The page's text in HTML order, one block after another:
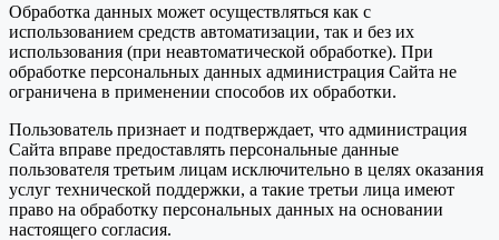
Обработка данных может осуществляться как с
использованием средств автоматизации, так и без их
использования (при неавтоматической обработке). При
обработке персональных данных администрация Сайта не
ограничена в применении способов их обработки.
Пользователь признает и подтверждает, что администрация
Сайта вправе предоставлять персональные данные
пользователя третьим лицам исключительно в целях оказания
услуг технической поддержки, а такие третьи лица имеют
право на обработку персональных данных на основании
настоящего согласия.